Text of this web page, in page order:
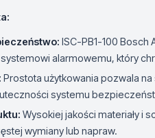
ISC-PB1-100 Bosch
alarmowemu, który
Prostota użytkowania pozwala
systemu
Wysokiej jakości materiały i
wymiany lub napraw.